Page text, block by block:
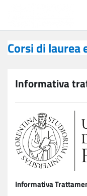
Corsi di laurea
Informativa
Informativa